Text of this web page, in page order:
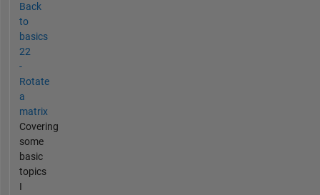
Back
to
basics
22
-
Rotate
a
matrix
Covering
some
basic
topics
I